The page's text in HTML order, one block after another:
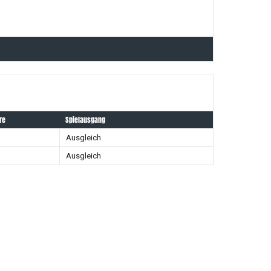
Spielausgang
Ausgleich
Ausgleich